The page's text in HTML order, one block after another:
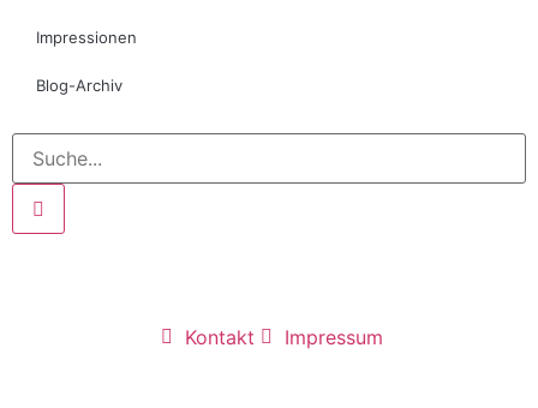
Impressionen
Blog-Archiv
Kontakt Impressum